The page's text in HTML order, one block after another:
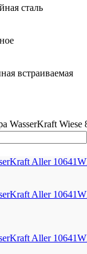
сталь
встраиваемая
WasserKraft Wiese